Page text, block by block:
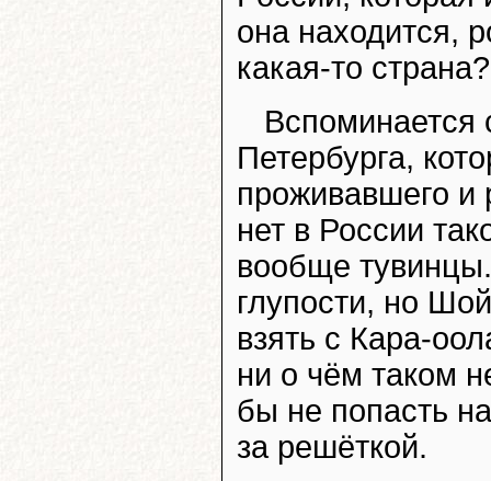
она находится,
какая-то страна?
Вспоминается
Петербурга,
проживавшего и
нет в России
вообще
глупости, но
взять с Кара-
ни о чём таком
бы не попасть
за решёткой.